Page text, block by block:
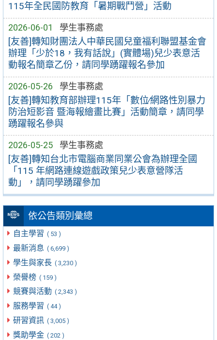
115年全民國防教育「暑期戰鬥營」活動
2026-06-01 學生事務處
[友善]轉知財團法人中華民國兒童福利聯盟基金會
辦理「少於18，我有話說」(實體場)兒少表意活
動報名簡章乙份，請同學踴躍報名參加
2026-05-26 學生事務處
[友善]轉知教育部辦理115年「數位∕網路性別暴力
防治短影音 暨海報繪畫比賽」活動簡章，請同學
踴躍報名參與
2026-05-25 學生事務處
[友善]轉知台北市電腦商業同業公會為辦理全國
「115 年網路連線遊戲政策兒少表意營隊活
動」，請同學踴躍參加
依公告類別彙總
自主學習 ( 53 )
最新消息 ( 6,699 )
學生與家長 ( 3,230 )
榮譽榜 ( 159 )
競賽與活動 ( 2,343 )
服務學習 ( 44 )
研習資訊 ( 3,005 )
獎助學金 ( 202 )